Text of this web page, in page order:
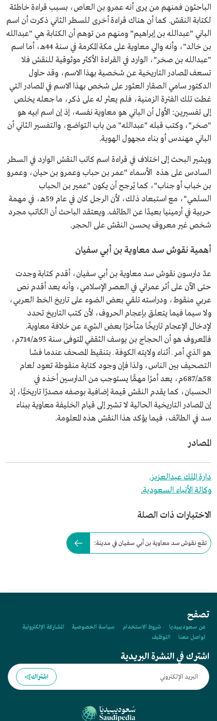
الباحثون فمنهم من يرى أنه عمرو بن العاص، بسبب قراءة خاطئة
لكتابة النقش. كما أن هناك قراءة أخرى للسطر الثاني ذكرت أن اسم
الباني "عبدالله بن إبراهيم" ومنهم من توهم أن الكتابة هي "عبدالله
بن خالد"، وأنه والي معاوية على مكة المكرمة في سنة 44هـ، أما اسم
"عبدالله بن صخر"، الوارد في القراءة الأكثر موثوقية للنقش فلا
تسعف المصادر التاريخية عن شخصية بهذا الاسم، وقد حاول
الدكتور سامي الصقار العثور على شخص بهذا الاسم في المصادر التي
غطت تلك الفترة الزمنية، فلم يعثر له على ذكر، ما جعله يخلص
إلى تفسيرين: الأول أن الباني هو معاوية نفسه، إذ إن اسم ابيه هو
"صخر"، وكتب قبله "عبدالله" من باب التواضع، والتفسير الثاني أن
الباني مهندس أو بناء مجهول الهوية.
ويشير البحث إلى اختلاف في قراءة اسم كاتب النقش الوارد في السطر
السادس على هذه الأسماء "عمر بن حباب وعمرو بن حيان، وعمرو
بن خباب أو جناب"، كما يُرجح أن يكون "عمير بن الحباب
السلمي"، مع استبعاد ذلك، لأن الرجل كان في عام 59هـ، في مهمة
حربية في أرمينيا بعيدًا عن الطائف. ويعتقد الباحث أن الكاتب مجرد
شخص غير معروف يحسن النقش على الحجر.
أهمية نقوش سد معاوية بن أبي سفيان
عدّ دارسون نقوش سد معاوية بن أبي سفيان، أقدم كتابة وجدت
حتى الآن على أثر عمراني في العصر الإسلامي، وأنه يعد أقدم نص
عربي منقوط، ودراسته تلقي بعض الضوء على تاريخ الخط العربي،
ولا سيما فيما يتعلق بإعجام الحروف، لأن كتب التاريخ تحدد
لإدخال الإعجام تاريخًا متأخرًا بعض الشيء عن خلافة معاوية.
فالمعروف هو أن الحجاج بن يوسف الثقفي المتوفى سنة 95هـ/714م،
هو الذي أمر ـ أثناء ولايته الكوفة ـ بتنقيط المصحف عندما فشا
التصحيف بين الناس، ولذا فإن وجود كتابة منقوطة تعود لعام
58هـ/687م، يعد أمرًا مهمًّا يستوجب من الدارسين أخذه في
الحسبان، كما يقدم النقش قيمة إضافية بوصفه مصدرًا تاريخيًّا، إذ
إن المصادر التاريخية الحالية لا تشير إلى قيام الخليفة معاوية ببناء
سد في الطائف، فيما يؤكد هذا النقش هذه المعلومة.
المصادر
دارة الملك عبدالعزيز.
وكالة الأنباء السعودية.
الاختبارات ذات الصلة
تقع نقوش سد معاوية بن أبي سفيان في مدينة:
تصفح
عن سعوديبيديا شروط الاستخدام سياسة الخصوصية
المشاركة الإلكترونية
تواصل معنا
التوظيف
اشترك في النشرة البريدية
اشتراك